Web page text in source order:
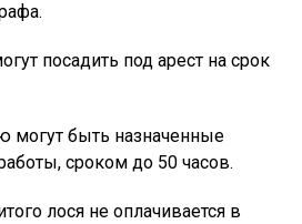
посадить под арест на срок
могут быть назначенные
сроком до 50 часов.
лося не оплачивается в